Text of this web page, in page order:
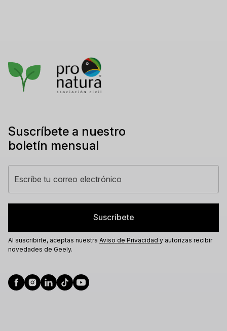
Suscríbete a nuestro
boletín mensual
Suscríbete
Al suscribirte, aceptas nuestra Aviso de Privacidad y autorizas recibir
novedades de Geely.